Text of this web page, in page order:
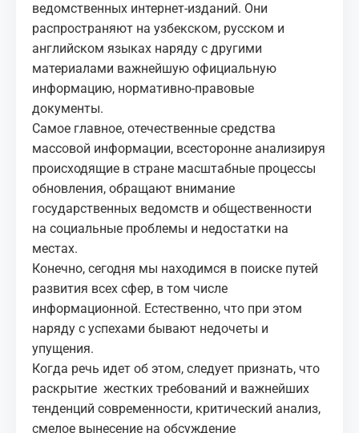
ведомственных интернет-изданий. Они
распространяют на узбекском, русском и
английском языках наряду с другими
материалами важнейшую официальную
информацию, нормативно-правовые
документы.
Самое главное, отечественные средства
массовой информации, всесторонне анализируя
происходящие в стране масштабные процессы
обновления, обращают внимание
государственных ведомств и общественности
на социальные проблемы и недостатки на
местах.
Конечно, сегодня мы находимся в поиске путей
развития всех сфер, в том числе
информационной. Естественно, что при этом
наряду с успехами бывают недочеты и
упущения.
Когда речь идет об этом, следует признать, что
раскрытие жестких требований и важнейших
тенденций современности, критический анализ,
смелое вынесение на обсуждение